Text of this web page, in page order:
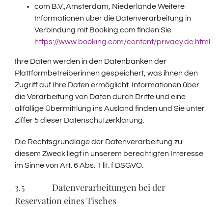
com B.V.,Amsterdam, Niederlande Weitere
Informationen über die Datenverarbeitung in
Verbindung mit Booking.com finden Sie
https://www.booking.com/content/privacy.de.html
Ihre Daten werden in den Datenbanken der
Plattformbetreiberinnen gespeichert, was ihnen den
Zugriff auf Ihre Daten ermöglicht. Informationen über
die Verarbeitung von Daten durch Dritte und eine
allfällige Übermittlung ins Ausland finden und Sie unter
Ziffer 5 dieser Datenschutzerklärung.
Die Rechtsgrundlage der Datenverarbeitung zu
diesem Zweck liegt in unserem berechtigten Interesse
im Sinne von Art. 6 Abs. 1 lit. f DSGVO.
3.5 Datenverarbeitungen bei der
Reservation eines Tisches